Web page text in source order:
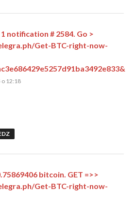
notification # 2584. Go >
Get-BTC-right-now-
12:18
bitcoin. GET =>>
Get-BTC-right-now-